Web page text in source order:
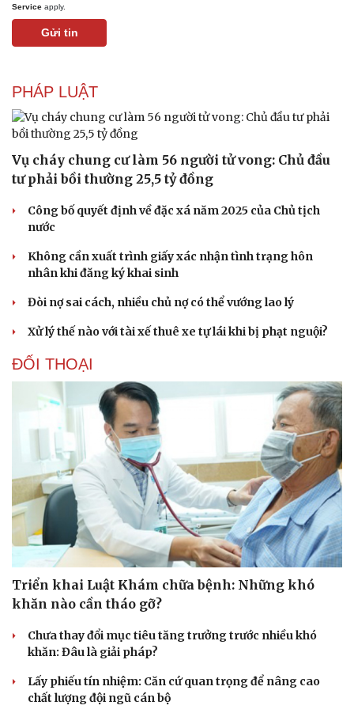
Văn hóa
Văn học
Âm nhạc
Di sản
Giải trí
Sao Việt
Service apply.
Gửi tin
PHÁP LUẬT
Vụ cháy chung cư làm 56 người tử vong: Chủ đầu
tư phải bồi thường 25,5 tỷ đồng
Công bố quyết định về đặc xá năm 2025 của Chủ tịch
nước
Không cần xuất trình giấy xác nhận tình trạng hôn
nhân khi đăng ký khai sinh
Đòi nợ sai cách, nhiều chủ nợ có thể vướng lao lý
Xử lý thế nào với tài xế thuê xe tự lái khi bị phạt nguội?
ĐỐI THOẠI
Triển khai Luật Khám chữa bệnh: Những khó
khăn nào cần tháo gỡ?
Chưa thay đổi mục tiêu tăng trưởng trước nhiều khó
khăn: Đâu là giải pháp?
Lấy phiếu tín nhiệm: Căn cứ quan trọng để nâng cao
chất lượng đội ngũ cán bộ